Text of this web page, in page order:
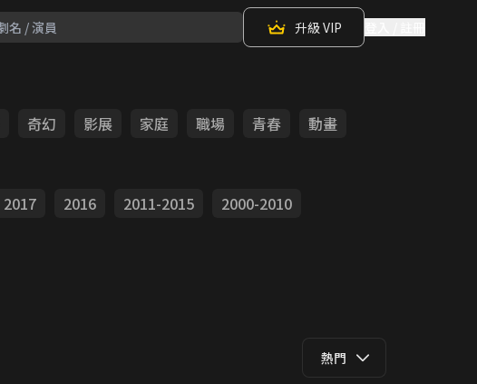
升級 VIP
奇幻 影展 家庭 職場 青春
動畫
2017 2016 2011-2015
2000-2010
熱門